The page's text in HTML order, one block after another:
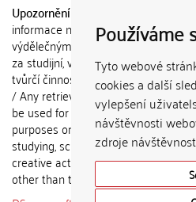
Používáme
Tyto webové
cookies a další
vylepšení
návštěvnosti
zdroje
Upozornění / Notice:
informace nemohou být použity k
výdělečným účelům nebo vydávány
za studijní, vědeckou nebo jinou
tvůrčí činnost jiné osoby než autora.
/ Any retrieved information shall not
be used for any commercial
purposes or claimed as results of
studying, scientific or any other
creative activities of any person
other than the author.